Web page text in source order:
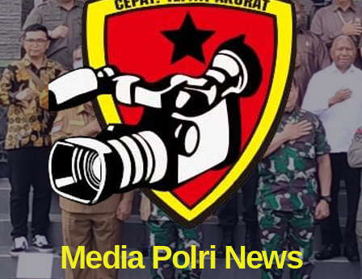
o
n
t
e
n
t
Media Polri News